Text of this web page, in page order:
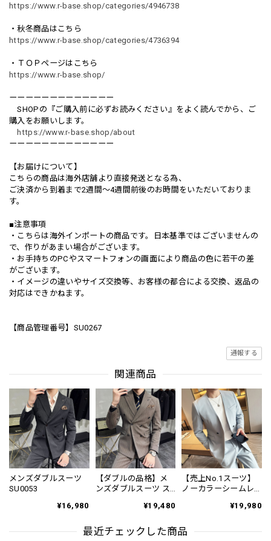
https://www.r-base.shop/categories/4946738
・秋冬商品はこちら
https://www.r-base.shop/categories/4736394
・ＴＯＰページはこちら
https://www.r-base.shop/
ーーーーーーーーーーーーー
SHOPの『ご購入前に必ずお読みください』をよく読んでから、ご
購入をお願いします。
https://www.r-base.shop/about
ーーーーーーーーーーーーー
【お届けについて】
こちらの商品は海外店舗より直接発送となる為、
ご決済から到着まで2週間〜4週間前後のお時間をいただいておりま
す。
■注意事項
・こちらは海外インポートの商品です。日本基準ではございませんの
で、作りがあまい場合がございます。
・お手持ちのPCやスマートフォンの画面により商品の色に若干の差
がございます。
・イメージの違いやサイズ交換等、お客様の都合による交換、返品の
対応はできかねます。
【商品管理番号】SU0267
通報する
関連商品
メンズダブルスーツ
SU0053
¥16,980
【ダブルの品格】メ
ンズダブルスーツ ス
¥19,480
【売上No.1スーツ】
ノーカラーシームレ
スーツ SU0191¥19,980
最近チェックした商品